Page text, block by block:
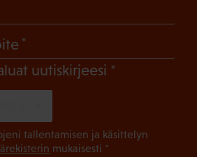
uutiskirjeesi (Pakollinen)
tallentamisen ja käsittelyn
mukaisesti *